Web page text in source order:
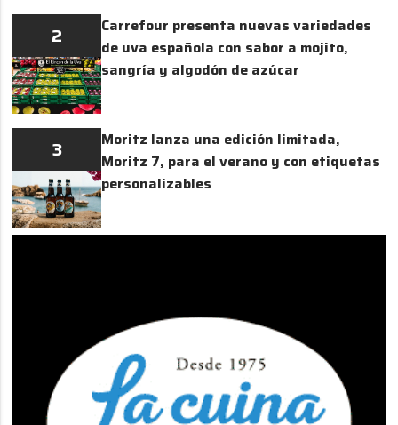
2
Carrefour presenta nuevas variedades
de uva española con sabor a mojito,
sangría y algodón de azúcar
3
Moritz lanza una edición limitada,
Moritz 7, para el verano y con etiquetas
personalizables